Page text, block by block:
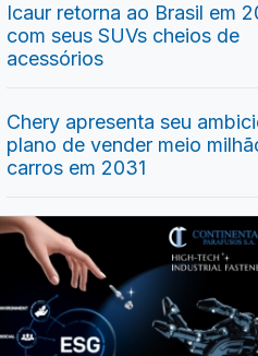
Icaur retorna ao Brasil em
com seus SUVs cheios de
acessórios
Chery apresenta seu
plano de vender meio
carros em 2031